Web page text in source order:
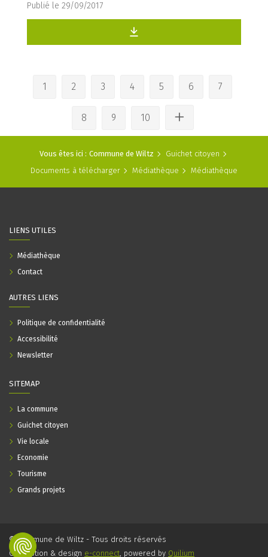
Publié le 29/09/2017
1 2 3 4 5 6 7
8 9 10
Vous êtes ici : Commune de Wiltz
Guichet citoyen
Documents à télécharger
Médiathèque Médiathèque
SITEMAP
La commune
Guichet citoyen
Vie locale
Economie
Tourisme
Grands projets
LIENS UTILES
Médiathèque
Contact
AUTRES LIENS
Politique de confidentialité
Accessibilité
Newsletter
© Commune de Wiltz - Tous droits réservés
Conception & design e-connect, powered by Quilium